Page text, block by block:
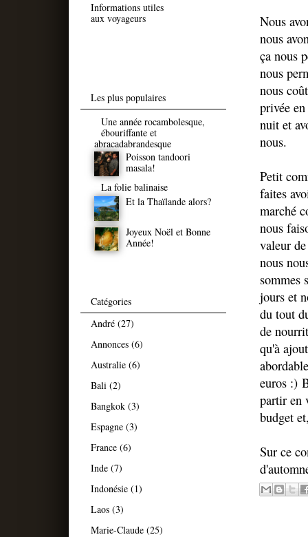
Nous
nous
ça nous
nous
nous
privée
nuit et
nous.
Petit
faites
marché
nous
valeur
nous
sommes
jours et
du tout
de
qu'à
euros :)
partir en
budget
Sur ce
Informations utiles
aux voyageurs
Les plus populaires
Une année rocambolesque,
ébouriffante et
abracadabrandesque
Poisson tandoori
masala!
La folie balinaise
Et la Thaïlande alors?
Joyeux Noël et Bonne
Année!
Catégories
André (27)
Annonces (6)
Australie (6)
Bali (2)
Bangkok (3)
Espagne (3)
France (6)
Inde (7)
Indonésie (1)
Laos (3)
Marie-Claude (25)